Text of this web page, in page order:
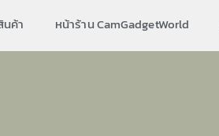
ค้า หน้าร้าน CamGadgetWorld